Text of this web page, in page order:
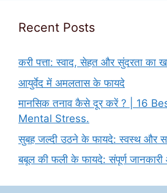
Recent Posts
करी पत्ता: स्वाद, सेहत और सुंदरता का
आयुर्वेद में अमलतास के फायदे
मानसिक तनाव कैसे दूर करें ? | 16
Mental Stress.
सुबह जल्दी उठने के फायदे: स्वस्थ और
बबूल की फली के फायदे: संपूर्ण जानकारी